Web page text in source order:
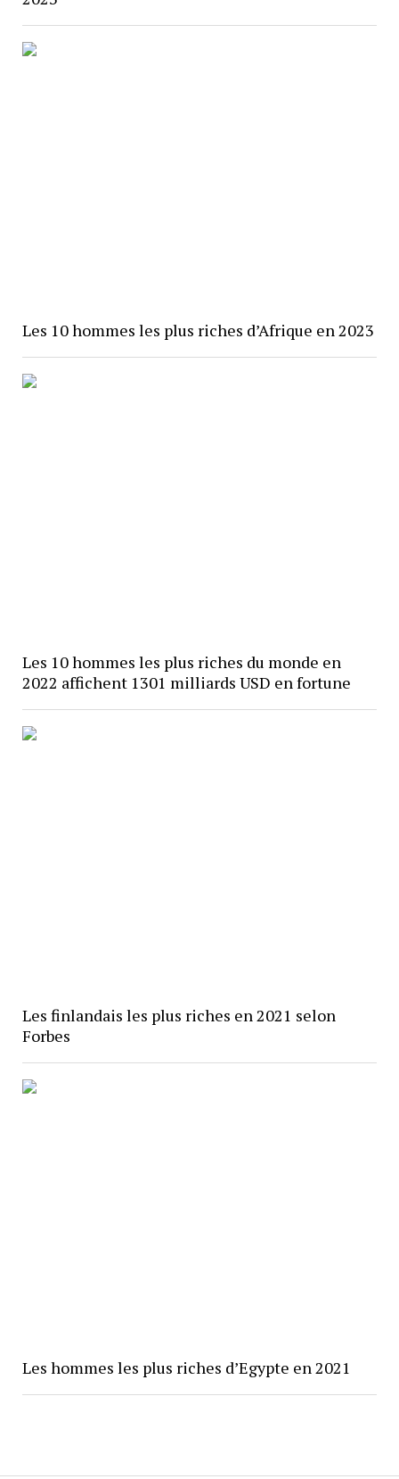
Les 10 hommes les plus riches d’Afrique en 2023
Les 10 hommes les plus riches du monde en
2022 affichent 1301 milliards USD en fortune
Les finlandais les plus riches en 2021 selon
Forbes
Les hommes les plus riches d’Egypte en 2021